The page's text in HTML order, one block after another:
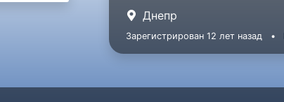
Днепр
Зарегистрирован 12 лет назад •